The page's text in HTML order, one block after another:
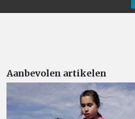
Aanbevolen artikelen